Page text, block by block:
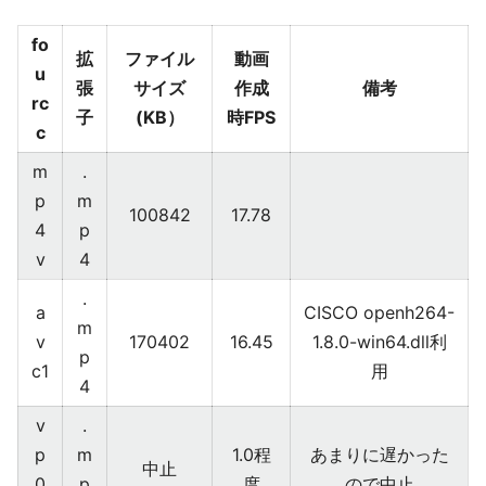
fo
u
rc
c
拡
張
子
ファイル
サイズ
(KB）
動画
作成
時FPS
備考
m
p
4
v
.
m
p
4
100842 17.78
a
v
c1
.
m
p
4
170402 16.45
CISCO openh264-
1.8.0-win64.dll利
用
v
p
.
m
中止
1.0程
あまりに遅かった